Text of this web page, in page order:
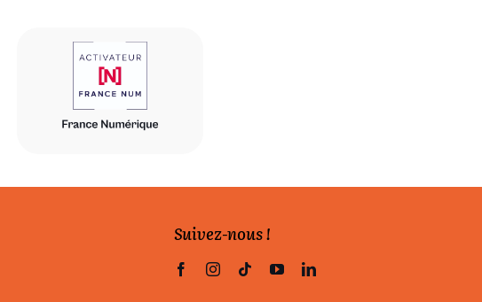
Suivez-nous !